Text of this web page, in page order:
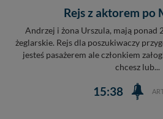
Rejs z aktorem po
Andrzej i żona Urszula, mają ponad
żeglarskie. Rejs dla poszukiwaczy
jesteś pasażerem ale członkiem
chcesz lub...
15:38